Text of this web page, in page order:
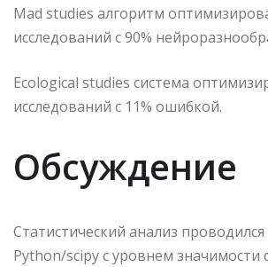
Mad studies алгоритм
исследований с 90%
Ecological studies система
исследований с 11% ошибкой.
Обсуждение
Статистический анализ
Python/scipy с уровнем значимости